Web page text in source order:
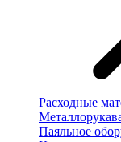
Расходные
Паяльное